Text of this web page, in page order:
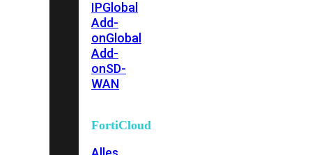
IPGlobal
Add-
onGlobal
Add-
onSD-
WAN
FortiCloud